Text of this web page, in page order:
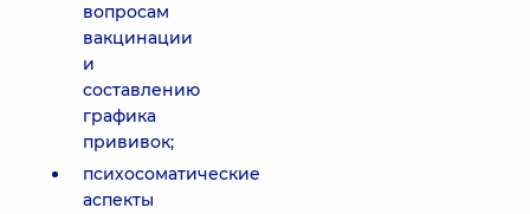
вопросам
вакцинации
и
составлению
графика
прививок;
психосоматические
аспекты